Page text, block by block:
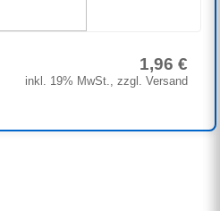
1,96 €
inkl. 19% MwSt., zzgl. Versand